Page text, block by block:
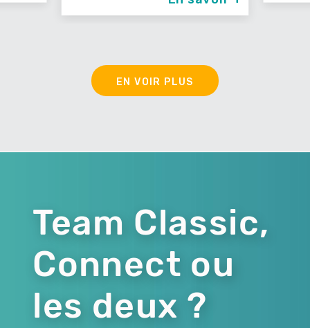
EN VOIR PLUS
Team Classic,
Connect ou
les deux ?